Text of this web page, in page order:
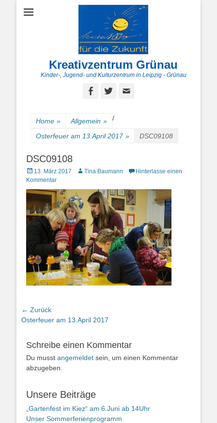
Kreativzentrum Grünau
Kinder-, Jugend- und Kulturzentrum in Leipzig - Grünau
Facebook
Twitter
Home » Allgemein » /
Osterfeuer am 13.April 2017 » DSC09108
DSC09108
Posted
on
13. März 2017 AutorTina Baumann
Hinterlasse einen
Kommentar
Beitragsnavigation
← Zurück
Vorheriger
Osterfeuer am 13.April 2017
Schreibe einen Kommentar
Du musst angemeldet sein, um einen Kommentar
abzugeben.
Unsere Beiträge
„Gartenfest im Kiez“ am 6.Juni ab 14Uhr
Unser Sommerferienprogramm